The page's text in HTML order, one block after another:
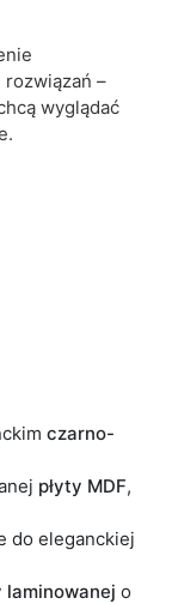
–
wyglądać
czarno-
płyty MDF,
do eleganckiej
laminowanej o